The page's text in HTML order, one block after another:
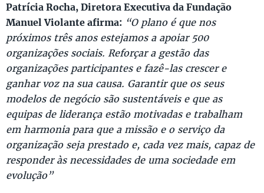
Patrícia Rocha, Diretora Executiva da Fundação
Manuel Violante afirma: “O plano é que nos
próximos três anos estejamos a apoiar 500
organizações sociais. Reforçar a gestão das
organizações participantes e fazê-las crescer e
ganhar voz na sua causa. Garantir que os seus
modelos de negócio são sustentáveis e que as
equipas de liderança estão motivadas e trabalham
em harmonia para que a missão e o serviço da
organização seja prestado e, cada vez mais, capaz de
responder às necessidades de uma sociedade em
evolução”